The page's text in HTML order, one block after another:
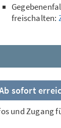
freischalten:
sofort
und Zugang